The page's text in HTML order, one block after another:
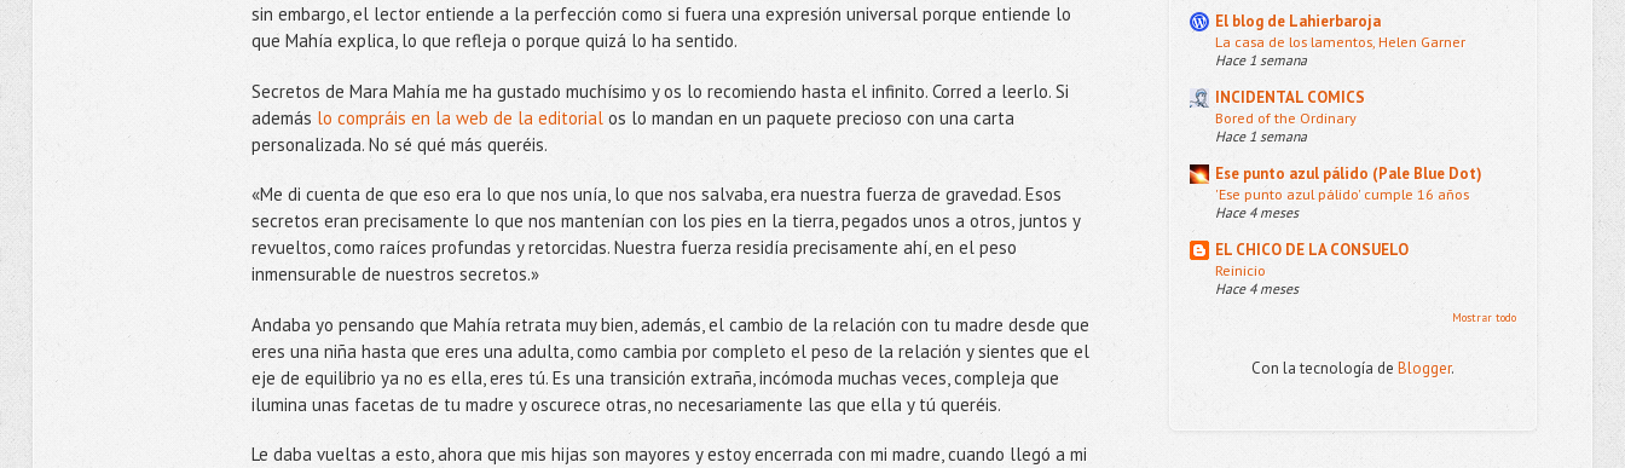
sin embargo, el lector entiende a la perfección como si fuera una expresión universal porque entiende lo
que Mahía explica, lo que refleja o porque quizá lo ha sentido.
Secretos de Mara Mahía me ha gustado muchísimo y os lo recomiendo hasta el infinito. Corred a leerlo. Si
además lo compráis en la web de la editorial os lo mandan en un paquete precioso con una carta
personalizada. No sé qué más queréis.
«Me di cuenta de que eso era lo que nos unía, lo que nos salvaba, era nuestra fuerza de gravedad. Esos
secretos eran precisamente lo que nos mantenían con los pies en la tierra, pegados unos a otros, juntos y
revueltos, como raíces profundas y retorcidas. Nuestra fuerza residía precisamente ahí, en el peso
inmensurable de nuestros secretos.»
Andaba yo pensando que Mahía retrata muy bien, además, el cambio de la relación con tu madre desde que
eres una niña hasta que eres una adulta, como cambia por completo el peso de la relación y sientes que el
eje de equilibrio ya no es ella, eres tú. Es una transición extraña, incómoda muchas veces, compleja que
ilumina unas facetas de tu madre y oscurece otras, no necesariamente las que ella y tú queréis.
Le daba vueltas a esto, ahora que mis hijas son mayores y estoy encerrada con mi madre, cuando llegó a mi
El blog de Lahierbaroja
La casa de los lamentos, Helen Garner
Hace 1 semana
INCIDENTAL COMICS
Bored of the Ordinary
Hace 1 semana
Ese punto azul pálido (Pale Blue Dot)
'Ese punto azul pálido' cumple 16 años
Hace 4 meses
EL CHICO DE LA CONSUELO
Reinicio
Hace 4 meses
Mostrar todo
Con la tecnología de Blogger.